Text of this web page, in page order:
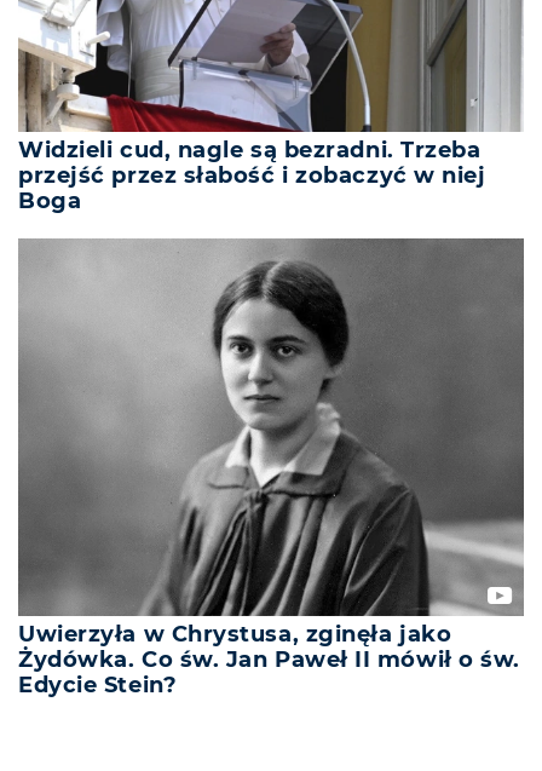
Widzieli cud, nagle są bezradni. Trzeba
przejść przez słabość i zobaczyć w niej
Boga
Uwierzyła w Chrystusa, zginęła jako
Żydówka. Co św. Jan Paweł II mówił o św.
Edycie Stein?